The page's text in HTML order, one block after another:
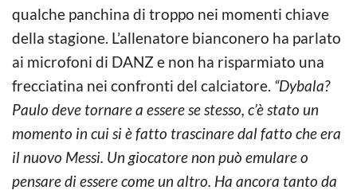
qualche panchina di troppo nei momenti chiave
della stagione. L’allenatore bianconero ha parlato
ai microfoni di DANZ e non ha risparmiato una
frecciatina nei confronti del calciatore. “Dybala?
Paulo deve tornare a essere se stesso, c’è stato un
momento in cui si è fatto trascinare dal fatto che era
il nuovo Messi. Un giocatore non può emulare o
pensare di essere come un altro. Ha ancora tanto da